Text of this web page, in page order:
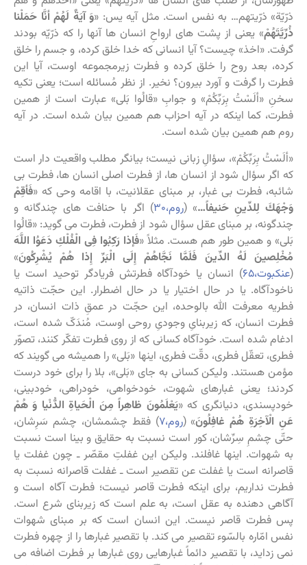
ذرّیّة» ذرّیتهم… به نفس است. مثل آیه یس: «وَ آیَةٌ لَهُمْ أنَّا حَمَلْنا
ذُرِّیَّتَهُمْ» یعنی از پشت های ارواحِ انسان ها آنها را که ذرّیّه بودند
گرفت. «اخذ» چیست؟ آیا انسانی که خدا خلق کرده، و جسم را خلق
کرده، بعد روح را خلق کرده و فطرت زیرمجموعه اوست، آیا این
فطرت را گرفت و آورد بیرون؟ نخیر. از نظر مُسائله است؛ یعنی تکیه
سخنِ «ألَسْتُ بِرَبِّكُمْ» و جوابِ «قالُوا بَلى» عبارت است از همین
فطرت، کما اینکه در آیه احزاب هم همین بیان شده است. در آیه
روم هم همین بیان شده است.
«ألَسْتُ بِرَبِّكُمْ»، سؤالِ زبانی نیست؛ بیانگر مطلب واقعیت دار است
که اگر سؤال شود از انسان ها، از فطرت اصلی انسان ها، فطرت بی
شائبه، فطرت بی غبار، بر مبنای عقلانیت، با اقامه وحی که «فَأقِمْ
وَجْهَكَ لِلدِّینِ حَنیفاً…» (روم،۳۰
) اگر با حنافت های چندگانه و
چندگونه، بر مبنای عقل سؤال شود از فطرت، فطرت می گوید: «قالُوا
بَلى» و همین طور هم هست. مثلاً «فَإذا رَكِبُوا فِی الْفُلْكِ دَعَوُا اللَّهَ
مُخْلِصینَ لَهُ الدِّینَ فَلَمَّا نَجَّاهُمْ إِلَى الْبَرِّ إِذا هُمْ یُشْرِكُونَ‏»
(عنکبوت،۶۵
) انسان یا خودآگاه فطرتش فریادگر توحید است یا
ناخودآگاه. یا در حال اختیار یا در حال اضطرار. این حجّت ذاتیه
فطریه معرفت الله بالوحده، این حجّت در عمقِ ذات انسان، در
فطرت انسان، که زیربنایِ وجودیِ روحی اوست، مُندَکّ شده است،
ادغام شده است. خودآگاه کسانی که از روی فطرت تفکّر کنند، تصوّر
فطری، تعقّل فطری، دقّت فطری، اینها «بَلى» را همیشه می گویند که
مؤمن هستند. ولیکن کسانی به جای «بَلى»‌، بلا را برای خود درست
کردند؛ یعنی غبارهای شهوت، خودخواهی، خودراهی، خودبینی،
خودپسندی، دنیانگری که «یَعْلَمُونَ ظاهِراً مِنَ الْحَیاةِ الدُّنْیا وَ هُمْ
عَنِ الْآخِرَةِ هُمْ غافِلُونَ‏» (روم،۷ ) فقط چشمشان، چشم سَرِشان،
حتّی چشمِ سِرِّشان، کور است نسبت به حقایق و بینا است نسبت
به شهوات. اینها غافلند. ولیکن این غفلتِ مقصّر ـ چون غفلت یا
قاصرانه است یا غفلت عن تقصیر است ـ غفلت قاصرانه نسبت به
فطرت نداریم، برای اینکه فطرت قاصر نیست؛ فطرت آگاه است و
آگاهی دهنده به عقل است، به علم است که زیربنای شرع است.
پس فطرت قاصر نیست. این انسان است که بر مبنای شهوات
نفس امّاره بالسّوء تقصیر می کند. با تقصیر غبارها را از چهره فطرت
نمی زداید، با تقصیر دائماً غبارهایی روی غبارها بر فطرت اضافه می